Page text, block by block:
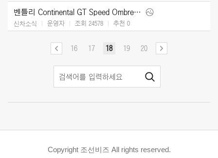
벤틀리 Continental GT Speed Ombre by Mulliner (2025)
신차소식 운영자 조회 24578 추천 0
16 17 18 19 20
Copyright 조선비즈 All rights reserved.